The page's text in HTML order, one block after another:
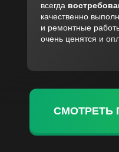
всегда
качественно
и ремонтные
очень ценятся и
СМОТРЕТЬ